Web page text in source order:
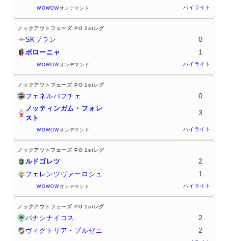
WOWOW オンデマンド ハイライト
ノックアウトフェーズ PO 1stレグ
SKブラン 0
ボローニャ 1
WOWOW オンデマンド ハイライト
ノックアウトフェーズ PO 1stレグ
フェネルバフチェ 0
ノッティンガム・フォレ
スト
3
WOWOW オンデマンド ハイライト
ノックアウトフェーズ PO 1stレグ
ルドゴレツ 2
フェレンツヴァーロシュ 1
WOWOW オンデマンド ハイライト
ノックアウトフェーズ PO 1stレグ
パナシナイコス 2
ヴィクトリア・プルゼニ 2